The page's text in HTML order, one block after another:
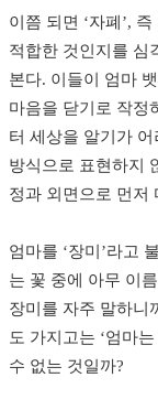
이쯤 되면 ‘자폐’,
적합한 것인지를 심
본다. 이들이 엄마
마음을 닫기로 작정
터 세상을 알기가
방식으로 표현하지
정과 외면으로 먼저
엄마를 ‘장미’라고
는 꽃 중에 아무 이
장미를 자주 말하니
도 가지고는 ‘엄마
수 없는 것일까?